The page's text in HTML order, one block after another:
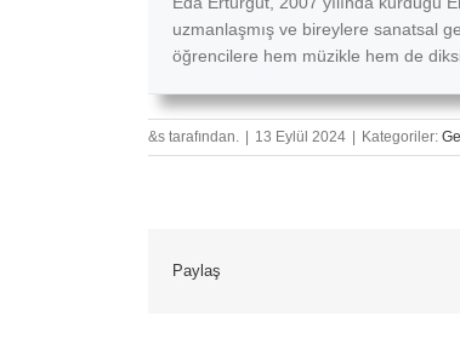
uzmanlaşmış ve bireylere sanatsal
öğrencilere hem müzikle hem de
&s tarafından. 13 Eylül 2024 Kategoriler:
Paylaş